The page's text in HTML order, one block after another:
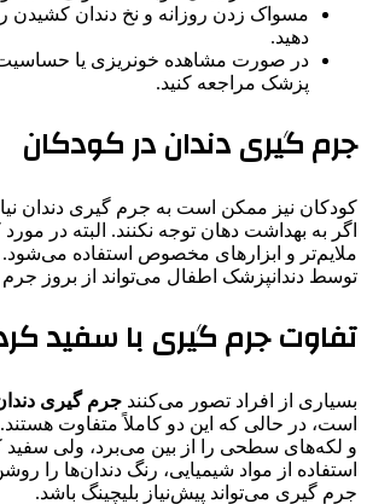
مسواک زدن روزانه و نخ دندان کشیدن
دهید.
در صورت مشاهده خونریزی یا حساسیت
پزشک مراجعه کنید.
جرم گیری دندان در کودکان
کودکان نیز ممکن است به جرم گیری دندان
اگر به بهداشت دهان توجه نکنند. البته در
ملایم‌تر و ابزارهای مخصوص استفاده می‌شود.
توسط دندانپزشک اطفال می‌تواند از بروز
تفاوت جرم گیری با سفید
بسیاری از افراد تصور می‌کنند جرم گیری
است، در حالی که این دو کاملاً متفاوت
و لکه‌های سطحی را از بین می‌برد، ولی سفید
استفاده از مواد شیمیایی، رنگ دندان‌ها را
جرم گیری می‌تواند پیش‌نیاز بلیچینگ باشد.